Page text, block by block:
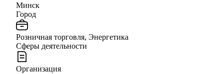
Минск
Город
Розничная торговля, Энергетика
Сферы деятельности
Организация